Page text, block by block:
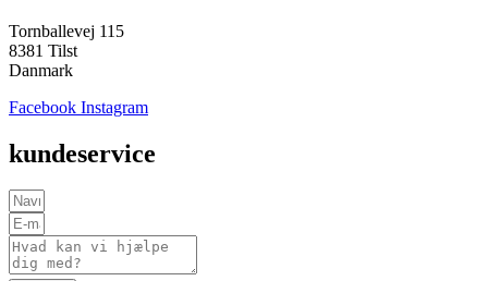
Tornballevej 115
8381 Tilst
Danmark
Facebook Instagram
kundeservice